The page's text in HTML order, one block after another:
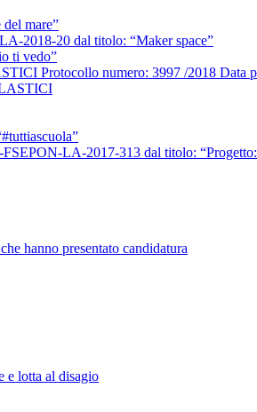
mare”
2018-20 dal titolo: “Maker space”
ti vedo”
Protocollo numero: 3997 /2018 Data
LA-2017-313 dal titolo:
hanno presentato candidatura
e lotta al disagio